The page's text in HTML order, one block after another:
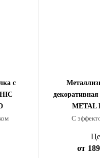
с
METAL
С
от